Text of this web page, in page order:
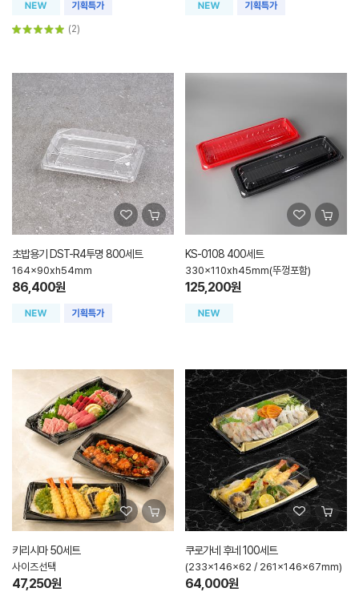
(2)
초밥용기 DST-R4투명 800세트
164x90xh54mm
86,400원
KS-0108 400세트
330x110xh45mm(뚜껑포함)
125,200원
키리시마 50세트
사이즈선택
47,250원
쿠로가네 후네 100세트
(233x146x62 / 261x146x67mm)
64,000원